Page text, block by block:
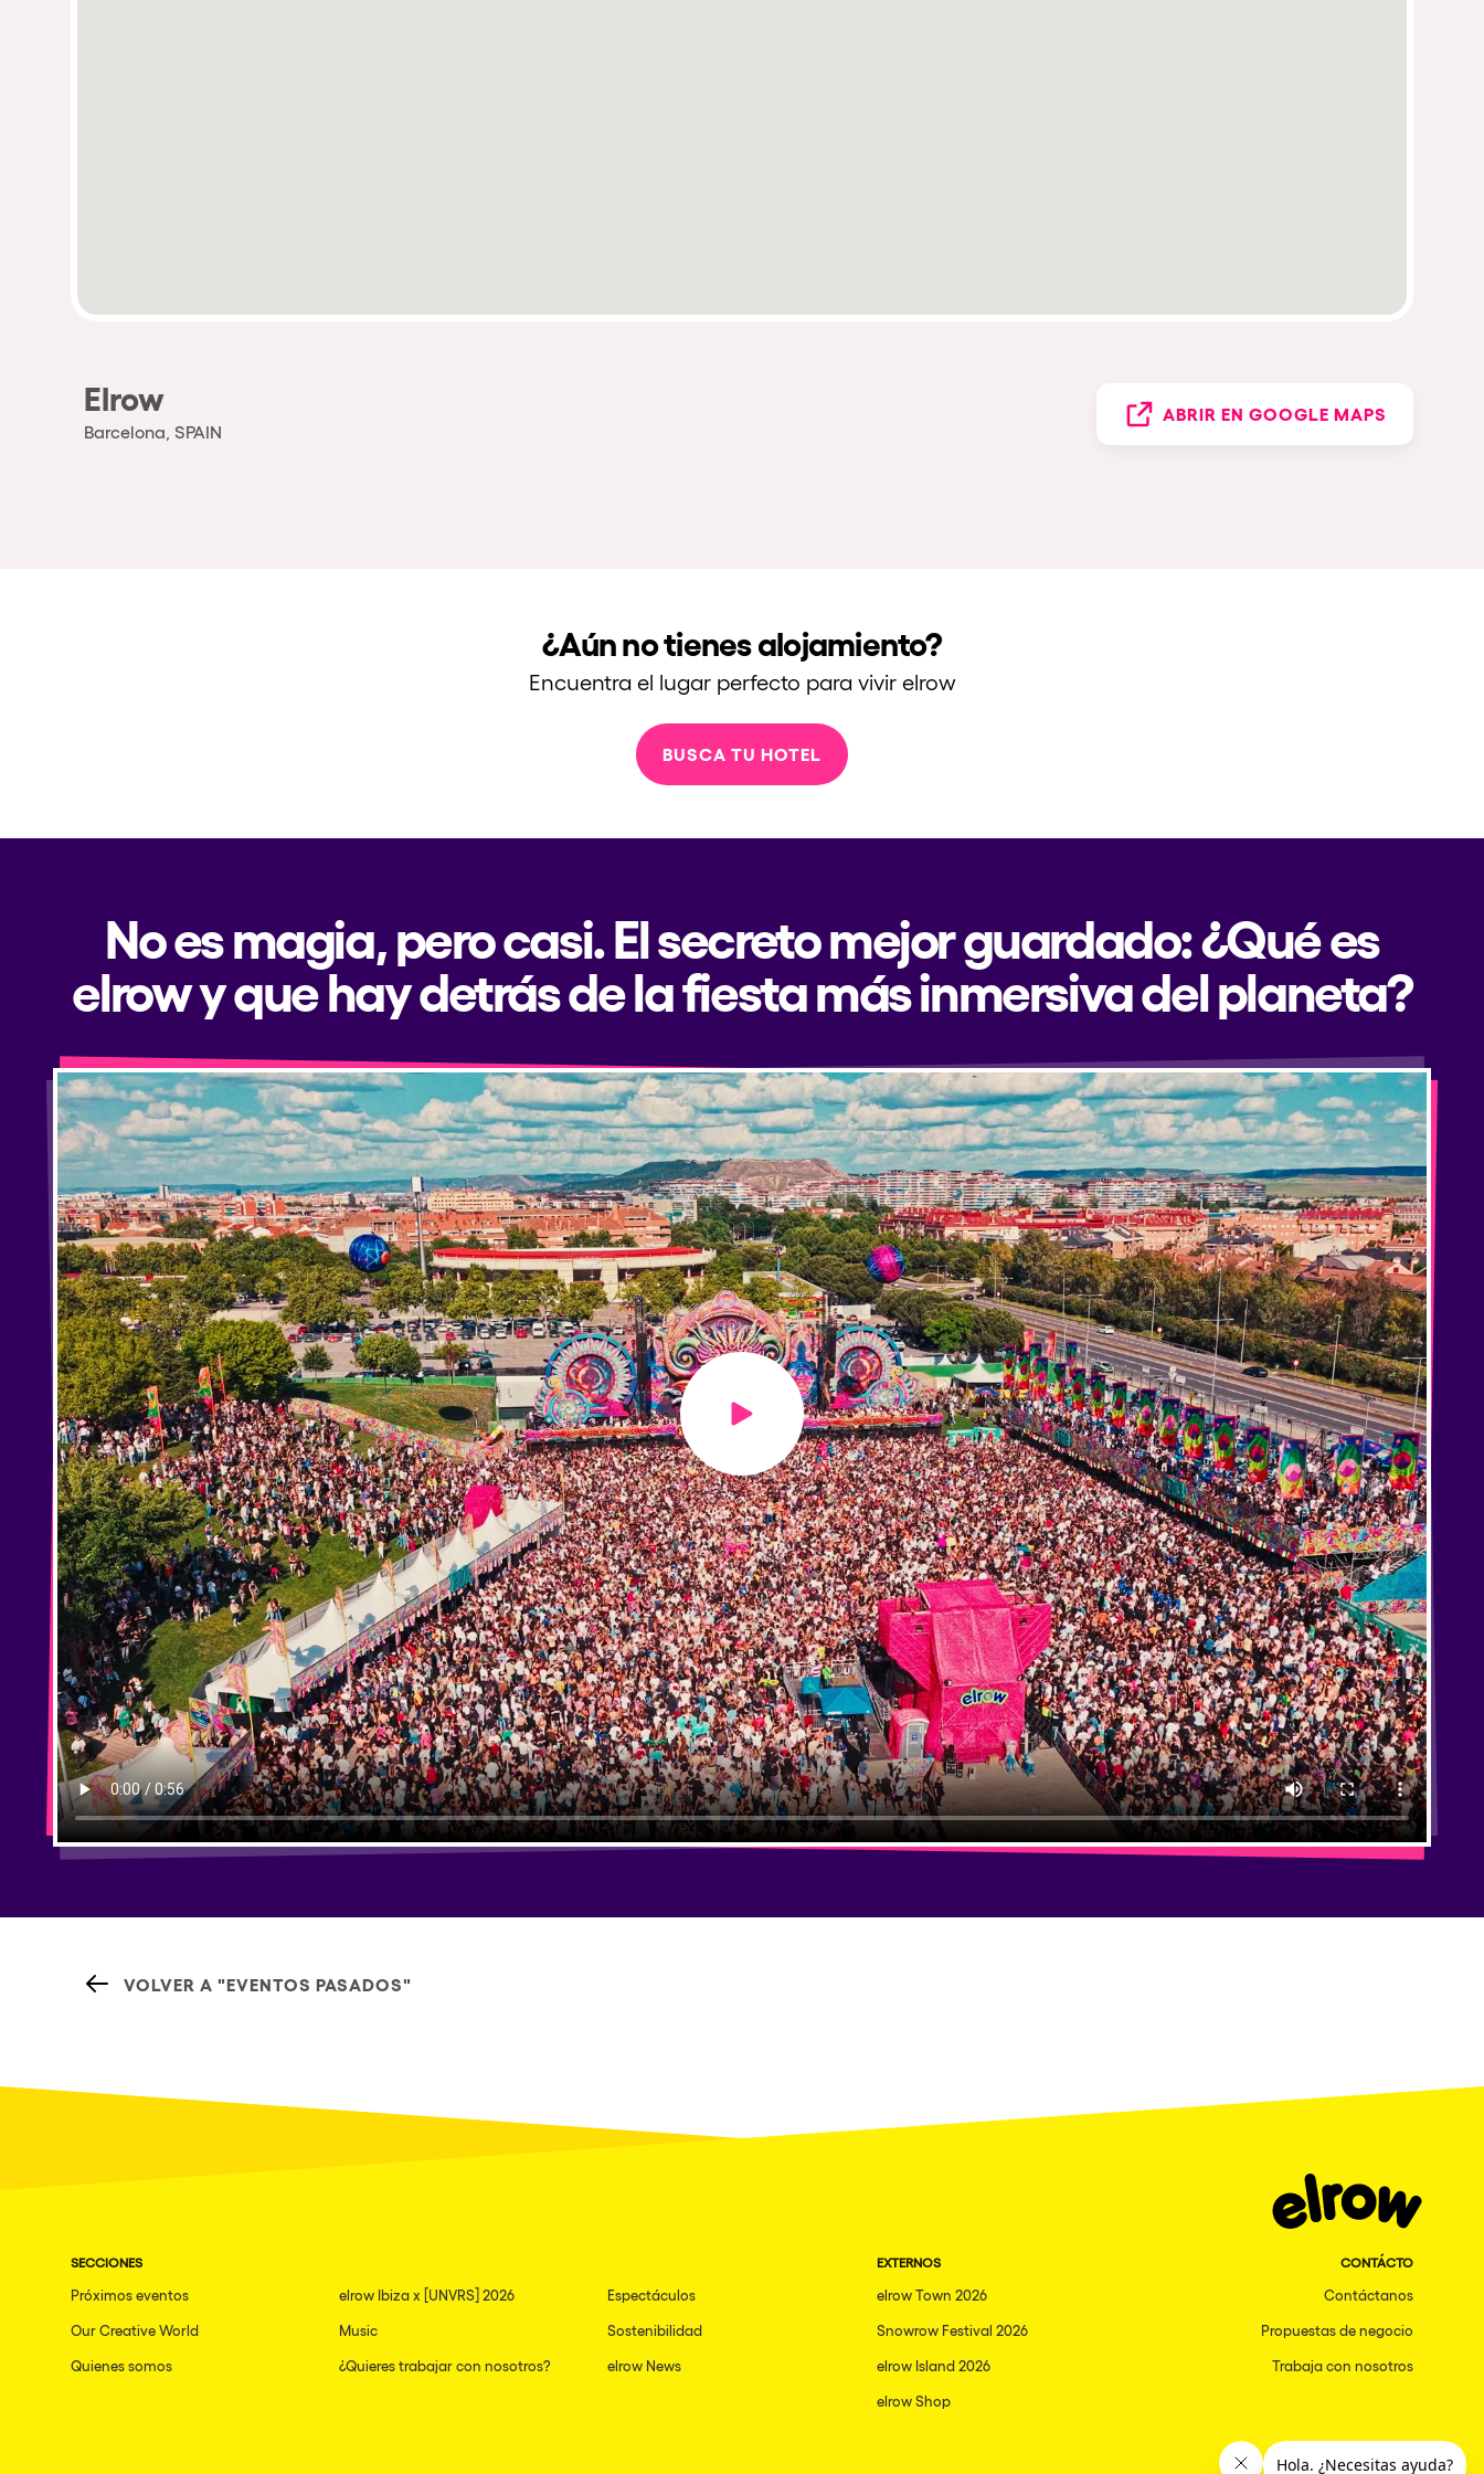
Elrow
Barcelona, SPAIN
ABRIR EN GOOGLE MAPS
¿Aún no tienes alojamiento?
Encuentra el lugar perfecto para vivir elrow
BUSCA TU HOTEL
No es magia, pero casi. El secreto mejor guardado: ¿Qué es
elrow y que hay detrás de la fiesta más inmersiva del planeta?
Play video
VOLVER A "EVENTOS PASADOS"
SECCIONES
Próximos eventos elrow Ibiza x [UNVRS] 2026 Espectáculos
Our Creative World Music Sostenibilidad
Quienes somos ¿Quieres trabajar con nosotros? elrow News
EXTERNOS
elrow Town 2026
Snowrow Festival 2026
elrow Island 2026
elrow Shop
CONTÁCTO
Contáctanos
Propuestas de negocio
Trabaja con nosotros